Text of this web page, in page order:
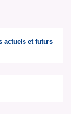
actuels et futurs